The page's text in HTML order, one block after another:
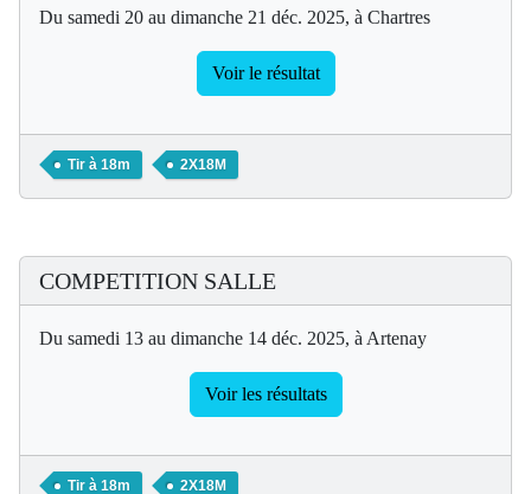
Du samedi 20 au dimanche 21 déc. 2025, à Chartres
Voir le résultat
Tir à 18m 2X18M
COMPETITION SALLE
Du samedi 13 au dimanche 14 déc. 2025, à Artenay
Voir les résultats
Tir à 18m 2X18M